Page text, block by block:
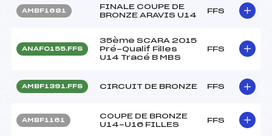
AMBF1681
FINALE COUPE DE
BRONZE ARAVIS U14
FFS
ANAF0155.FFS
35ème SCARA 2015
Pré-Qualif Filles
U14 Tracé B MBS
FFS
AMBF1391.FFS CIRCUIT DE BRONZE FFS
AMBF1161
COUPE DE BRONZE
U14-U16 FILLES
FFS